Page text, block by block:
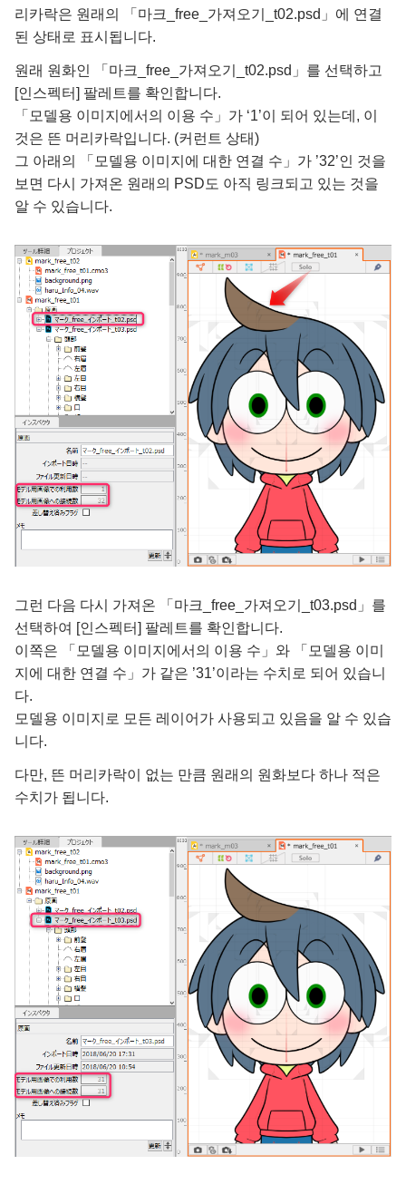
리카락은 원래의 「마크_free_가져오기_t02.psd」에 연결
된 상태로 표시됩니다.
원래 원화인 「마크_free_가져오기_t02.psd」를 선택하고
[인스펙터] 팔레트를 확인합니다.
「모델용 이미지에서의 이용 수」가 ‘1’이 되어 있는데, 이
것은 뜬 머리카락입니다. (커런트 상태)
그 아래의 「모델용 이미지에 대한 연결 수」가 ’32’인 것을
보면 다시 가져온 원래의 PSD도 아직 링크되고 있는 것을
알 수 있습니다.
그런 다음 다시 가져온 「마크_free_가져오기_t03.psd」를
선택하여 [인스펙터] 팔레트를 확인합니다.
이쪽은 「모델용 이미지에서의 이용 수」와 「모델용 이미
지에 대한 연결 수」가 같은 ’31’이라는 수치로 되어 있습니
다.
모델용 이미지로 모든 레이어가 사용되고 있음을 알 수 있습
니다.
다만, 뜬 머리카락이 없는 만큼 원래의 원화보다 하나 적은
수치가 됩니다.